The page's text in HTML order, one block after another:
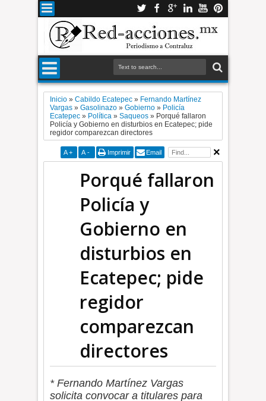
Inicio »Cabildo Ecatepec » Fernando Martínez
Vargas »Gasolinazo »Gobierno » Policía
Ecatepec » Política »Saqueos » Porqué fallaron
Policía y Gobierno en disturbios en Ecatepec; pide
regidor comparezcan directores
A + A - Imprimir Email
Porqué fallaron
Policía y
Gobierno en
disturbios en
Ecatepec; pide
regidor
comparezcan
directores
* Fernando Martínez Vargas
solicita convocar a titulares para